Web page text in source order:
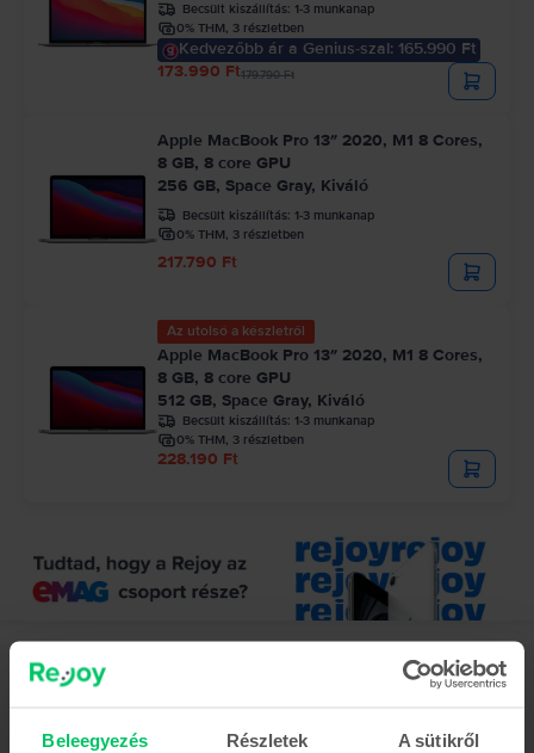
Beleegyezés Részletek A sütikről
Becsült kiszállítás: 1-3 munkanap
0% THM, 3 részletben
Kedvezőbb ár a Genius-szal: 165.990 Ft
173.990 Ft179.790 Ft
Apple MacBook Pro 13″ 2020, M1 8 Cores,
8 GB, 8 core GPU
256 GB, Space Gray, Kiváló
Becsült kiszállítás: 1-3 munkanap
0% THM, 3 részletben
217.790 Ft
Az utolsó a készletről
Apple MacBook Pro 13″ 2020, M1 8 Cores,
8 GB, 8 core GPU
512 GB, Space Gray, Kiváló
Becsült kiszállítás: 1-3 munkanap
0% THM, 3 részletben
228.190 Ft
Leírás
Iris Plus Graphics 655, 2 TB, Silver, Újszerű